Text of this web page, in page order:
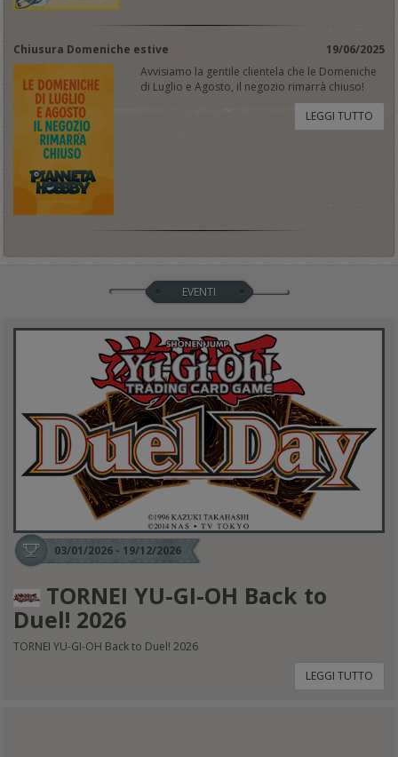
Chiusura Domeniche estive
19/06/2025
Avvisiamo la gentile clientela che le Domeniche
di Luglio e Agosto, il negozio rimarrà chiuso!
LEGGI TUTTO
EVENTI
03/01/2026 - 19/12/2026
TORNEI YU-GI-OH Back to
Duel! 2026
TORNEI YU-GI-OH Back to Duel! 2026
LEGGI TUTTO